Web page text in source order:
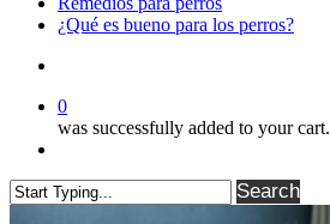
¿Qué es bueno para los perros?
0
was successfully added to your cart.
Search